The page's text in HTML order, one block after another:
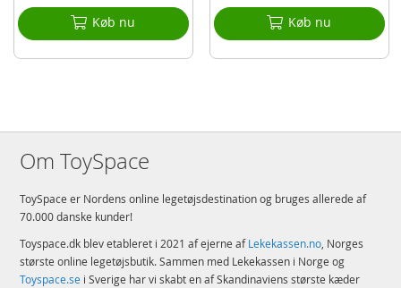
Køb nu Køb nu
Om ToySpace
ToySpace er Nordens online legetøjsdestination og bruges allerede af
70.000 danske kunder!
Toyspace.dk blev etableret i 2021 af ejerne afLekekassen.no, Norges
største online legetøjsbutik. Sammen med Lekekassen i Norge og
Toyspace.se i Sverige har vi skabt en af Skandinaviens største kæder